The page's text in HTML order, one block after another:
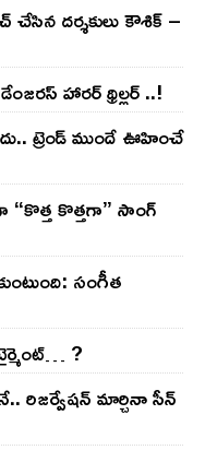
దర్శకులు కౌశిక్ –
హారర్ థ్రిల్లర్ ..!
ట్రెండ్‌ ముందే ఊహించే
కొత్తగా” సాంగ్
సంగీత
?
రిజ‌ర్వేష‌న్ మార్చినా సీన్